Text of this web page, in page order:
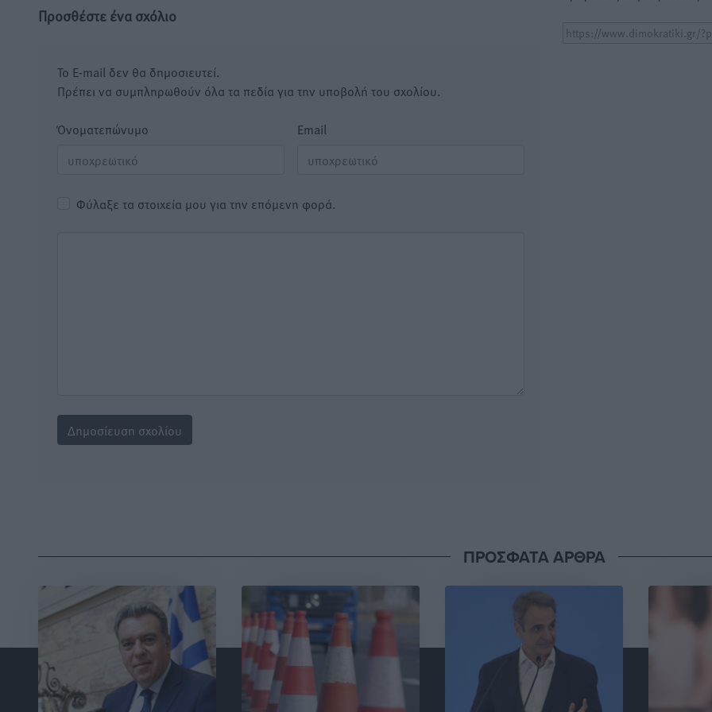
Προσθέστε ένα σχόλιο
Το E-mail δεν θα δημοσιευτεί.
Πρέπει να συμπληρωθούν όλα τα πεδία για την υποβολή του σχολίου.
Όνοματεπώνυμο Email
Φύλαξε τα στοιχεία μου για την επόμενη φορά.
ΠΡΟΣΦΑΤΑ ΑΡΘΡΑ